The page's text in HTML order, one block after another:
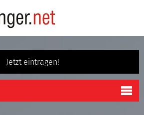
Jetzt eintragen!